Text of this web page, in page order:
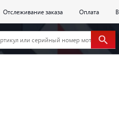
Отслеживание заказа Оплата